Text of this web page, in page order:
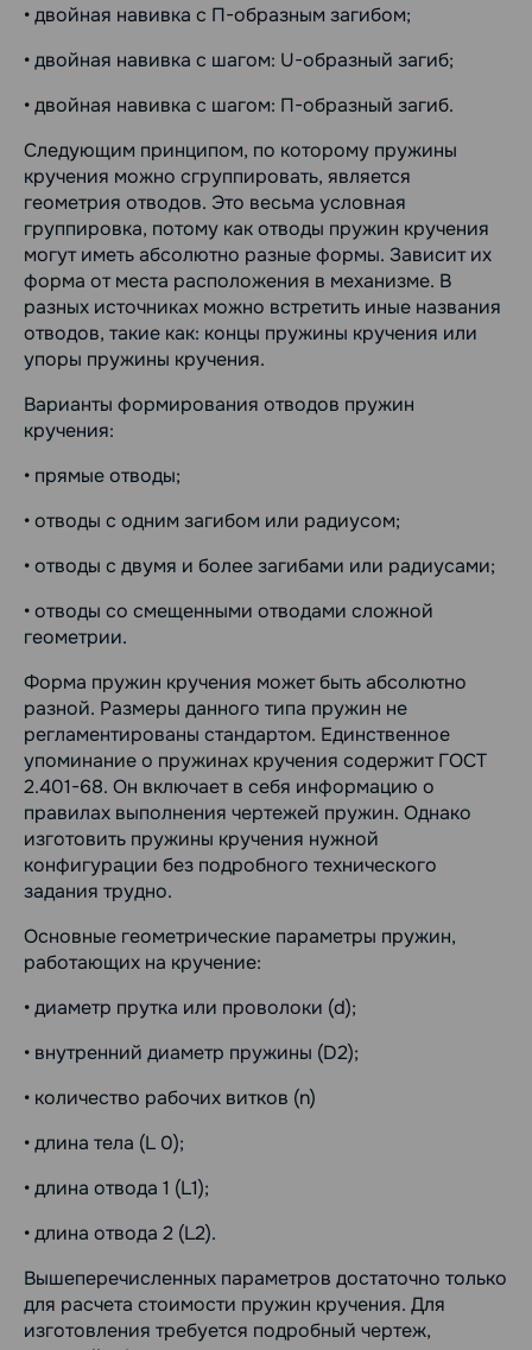
• двойная навивка с П-образным загибом;
• двойная навивка с шагом: U-образный загиб;
• двойная навивка с шагом: П-образный загиб.
Следующим принципом, по которому пружины
кручения можно сгруппировать, является
геометрия отводов. Это весьма условная
группировка, потому как отводы пружин кручения
могут иметь абсолютно разные формы. Зависит их
форма от места расположения в механизме. В
разных источниках можно встретить иные названия
отводов, такие как: концы пружины кручения или
упоры пружины кручения.
Варианты формирования отводов пружин
кручения:
• прямые отводы;
• отводы с одним загибом или радиусом;
• отводы с двумя и более загибами или радиусами;
• отводы со смещенными отводами сложной
геометрии.
Форма пружин кручения может быть абсолютно
разной. Размеры данного типа пружин не
регламентированы стандартом. Единственное
упоминание о пружинах кручения содержит ГОСТ
2.401-68. Он включает в себя информацию о
правилах выполнения чертежей пружин. Однако
изготовить пружины кручения нужной
конфигурации без подробного технического
задания трудно.
Основные геометрические параметры пружин,
работающих на кручение:
• диаметр прутка или проволоки (d);
• внутренний диаметр пружины (D2);
• количество рабочих витков (n)
• длина тела (L 0);
• длина отвода 1 (L1);
• длина отвода 2 (L2).
Вышеперечисленных параметров достаточно только
для расчета стоимости пружин кручения. Для
изготовления требуется подробный чертеж,